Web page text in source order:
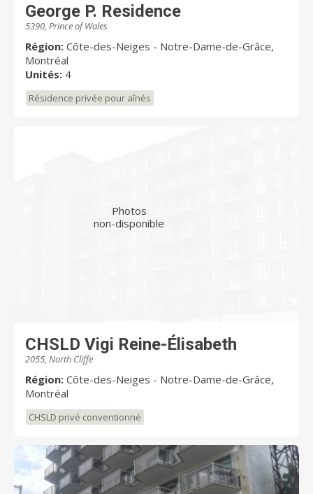
George P. Residence
5390, Prince of Wales
Région: Côte-des-Neiges - Notre-Dame-de-Grâce,
Montréal
Unités: 4
Résidence privée pour aînés
Photos
non-disponible
CHSLD Vigi Reine-Élisabeth
2055, North Cliffe
Région: Côte-des-Neiges - Notre-Dame-de-Grâce,
Montréal
CHSLD privé conventionné